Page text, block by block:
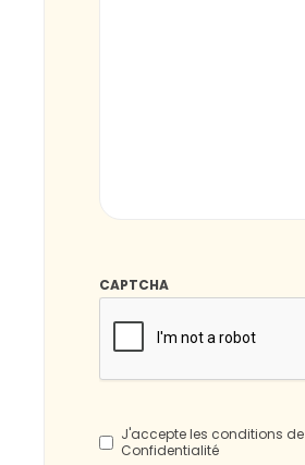
CAPTCHA
*
J'accepte les conditions de
Confidentialité